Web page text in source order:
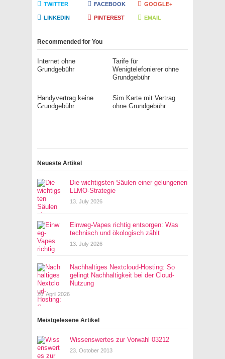
TWITTER FACEBOOK GOOGLE+
LINKEDIN PINTEREST EMAIL
Recommended for You
Internet ohne
Grundgebühr
Tarife für
Wenigtelefonierer ohne
Grundgebühr
Handyvertrag keine
Grundgebühr
Sim Karte mit Vertrag
ohne Grundgebühr
Neueste Artikel
Die wichtigsten Säulen einer gelungenen
LLMO-Strategie
13. July 2026
Einweg-Vapes richtig entsorgen: Was
technisch und ökologisch zählt
13. July 2026
Nachhaltiges Nextcloud-Hosting: So
gelingt Nachhaltigkeit bei der Cloud-
Nutzung
20. April 2026
Meistgelesene Artikel
Wissenswertes zur Vorwahl 03212
23. October 2013